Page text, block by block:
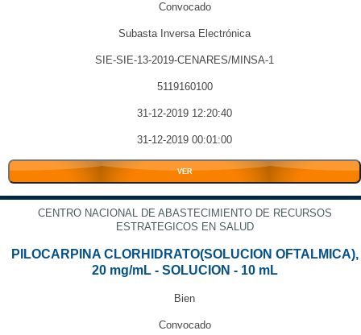
Convocado
Subasta Inversa Electrónica
SIE-SIE-13-2019-CENARES/MINSA-1
5119160100
31-12-2019 12:20:40
31-12-2019 00:01:00
VER
CENTRO NACIONAL DE ABASTECIMIENTO DE RECURSOS
ESTRATEGICOS EN SALUD
PILOCARPINA CLORHIDRATO(SOLUCION OFTALMICA),
20 mg/mL - SOLUCION - 10 mL
Bien
Convocado